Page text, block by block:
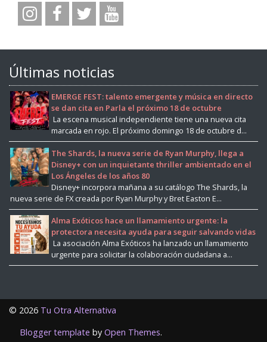
Últimas noticias
EMERGE FEST: talento emergente y música en directo
se dan cita en Parla el próximo 18 de octubre
La escena musical independiente tiene una nueva cita
marcada en rojo. El próximo domingo 18 de octubre d...
The Shards, la nueva serie de Ryan Murphy, llega a
Disney+ con un inquietante thriller ambientado en el
Los Ángeles de los años 80
Disney+ incorpora mañana a su catálogo The Shards, la
nueva serie de FX creada por Ryan Murphy y Bret Easton E...
Alma Exóticos hace un llamamiento urgente: la
protectora necesita ayuda para seguir salvando vidas
La asociación Alma Exóticos ha lanzado un llamamiento
urgente para solicitar la colaboración ciudadana a...
© 2026 Tu Otra Alternativa
Blogger template by Open Themes.